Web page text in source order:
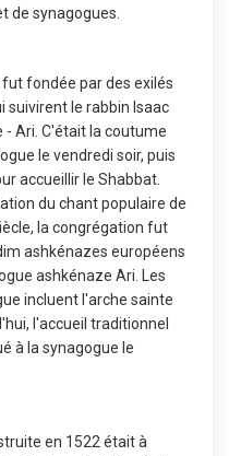
de synagogues.
fondée par des exilés
suivirent le rabbin Isaac
- Ari. C'était la coutume
le vendredi soir, puis
accueillir le Shabbat.
du chant populaire de
la congrégation fut
ashkénazes européens
ashkénaze Ari. Les
incluent l'arche sainte
l'accueil traditionnel
à la synagogue le
en 1522 était à